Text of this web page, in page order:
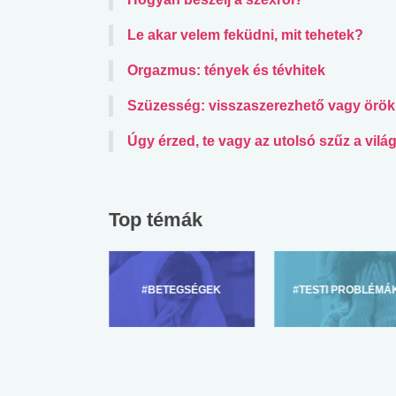
Le akar velem feküdni, mit tehetek?
Orgazmus: tények és tévhitek
Szüzesség: visszaszerezhető vagy
Úgy érzed, te vagy az utolsó szűz a
Top témák
#BETEGSÉGEK #TESTI